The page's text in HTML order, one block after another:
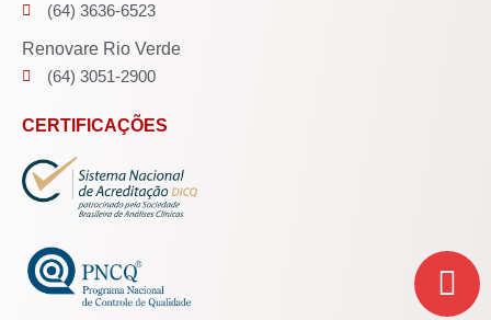
(64) 3636-6523
Renovare Rio Verde
(64) 3051-2900
CERTIFICAÇÕES